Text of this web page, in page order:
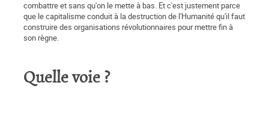
combattre et sans qu'on le mette à bas. Et c'est justement parce
que le capitalisme conduit à la destruction de l'Humanité qu'il faut
construire des organisations révolutionnaires pour mettre fin à
son règne.
Quelle voie ?